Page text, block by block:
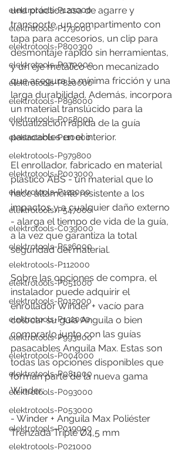
elektrotools-P120000
elektrotools-P179000
elektrotools-P800300
elektrotools-P070000
elektrotools-P820000
elektrotools-P898000
elektrotools-P058000
elektrotools-P110000
elektrotools-P979800
elektrotools-P003000
elektrotools-P122000
elektrotools-P547000
elektrotools-C039000
elektrotools-P536000
elektrotools-P112000
elektrotools-P051000
elektrotools-P012000
elektrotools-P132000
elektrotools-P993000
elektrotools-P004000
elektrotools-P081000
elektrotools-P093000
elektrotools-P053000
elektrotools-P019000
elektrotools-P021000
una práctica asa de agarre y
transporte, un compartimento con
tapa para accesorios, un clip para
desmontaje rápido sin herramientas,
y un eje metálico con mecanizado
que asegura la mínima fricción y una
larga durabilidad. Además, incorpora
un material translúcido para la
visualización rápida de la guía
pasacables en el interior.
El enrollador, fabricado en material
plástico ABS - un material que lo
hace altamente resistente a los
impactos y a cualquier daño externo
- alarga el tiempo de vida de la guía,
a la vez que garantiza la total
seguridad del material.
Sobre las opciones de compra, el
instalador puede adquirir el
enrollador Winder + vacío para
colocar su guía Anguila o bien
comprarlo junto con las guías
pasacables Anguila Max. Estas son
todas las opciones disponibles que
forman parte de la nueva gama
Winder:
- Winder + Anguila Max Poliéster
Trenzada Triple Ø4,5 mm